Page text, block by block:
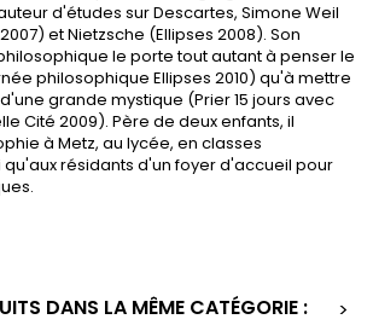
d'études sur Descartes, Simone Weil
et Nietzsche (Ellipses 2008). Son
le porte tout autant à penser le
philosophique Ellipses 2010) qu'à mettre
grande mystique (Prier 15 jours avec
Cité 2009). Père de deux enfants, il
à Metz, au lycée, en classes
résidants d'un foyer d'accueil pour
DANS LA MÊME CATÉGORIE :
>